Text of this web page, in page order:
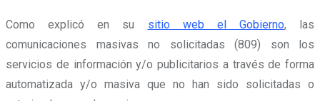
Como explicó en su sitio web el Gobierno, las
comunicaciones masivas no solicitadas (809) son los
servicios de información y/o publicitarios a través de forma
automatizada y/o masiva que no han sido solicitadas o